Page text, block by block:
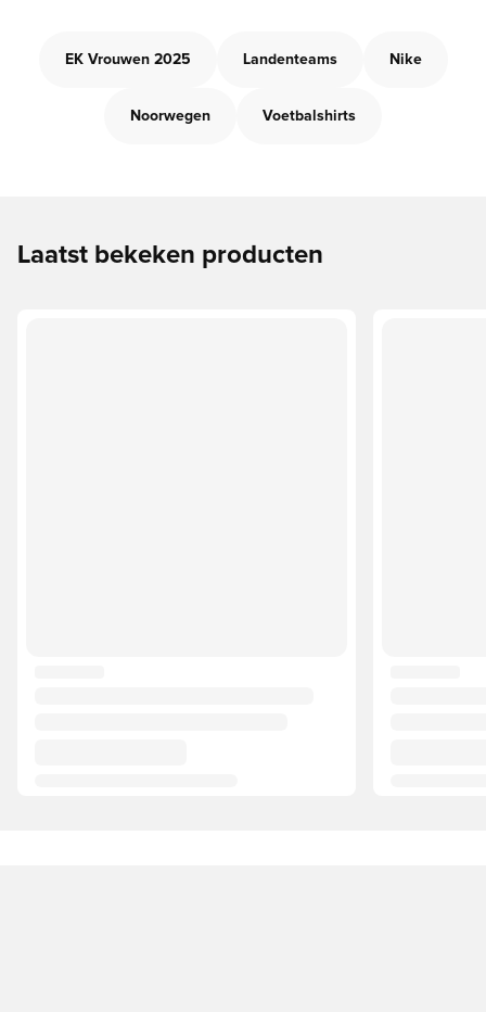
EK Vrouwen 2025 Landenteams Nike
Noorwegen Voetbalshirts
Laatst bekeken producten